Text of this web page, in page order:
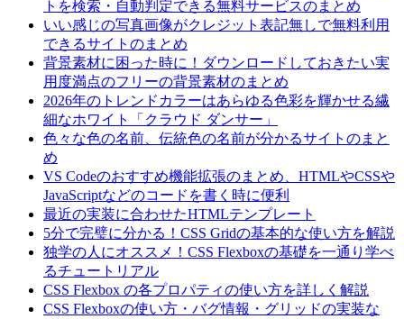
トを検索・自動判定できる無料サービスのまとめ
いい感じの写真画像がクレジット表記無しで無料利用
できるサイトのまとめ
背景素材に困った時に！ダウンロードしておきたい実
用度満点のフリーの背景素材のまとめ
2026年のトレンドカラーはあらゆる色彩を輝かせる繊
細なホワイト「クラウド ダンサー」
色々な色の名前、伝統色の名前が分かるサイトのまと
め
VS Codeのおすすめ機能拡張のまとめ、HTMLやCSSや
JavaScriptなどのコードを書く時に便利
最近の実装に合わせたHTMLテンプレート
5分で完璧に分かる！CSS Gridの基本的な使い方を解説
独学の人にオススメ！CSS Flexboxの基礎を一通り学べ
るチュートリアル
CSS Flexbox の各プロパティの使い方を詳しく解説
CSS Flexboxの使い方・バグ情報・グリッドの実装な